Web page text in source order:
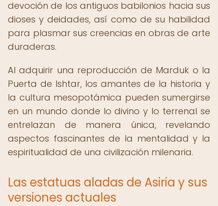
devoción de los antiguos babilonios hacia sus
dioses y deidades, así como de su habilidad
para plasmar sus creencias en obras de arte
duraderas.
Al adquirir una reproducción de Marduk o la
Puerta de Ishtar, los amantes de la historia y
la cultura mesopotámica pueden sumergirse
en un mundo donde lo divino y lo terrenal se
entrelazan de manera única, revelando
aspectos fascinantes de la mentalidad y la
espiritualidad de una civilización milenaria.
Las estatuas aladas de Asiria y sus
versiones actuales